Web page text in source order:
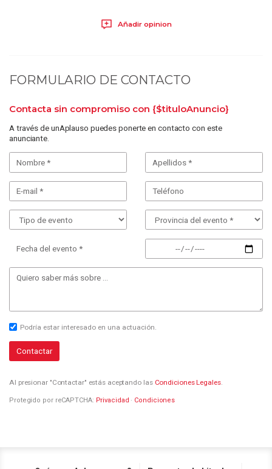
Añadir opinion
FORMULARIO DE CONTACTO
Contacta sin compromiso con {$tituloAnuncio}
A través de unAplauso puedes ponerte en contacto con este
anunciante.
Fecha del evento *
Podría estar interesado en una actuación.
Contactar
Al presionar "Contactar" estás aceptando las Condiciones Legales.
Protegido por reCAPTCHA: Privacidad · Condiciones